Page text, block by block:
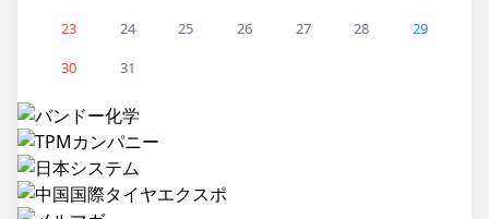
23
24 25 26 27 28
29
30
31